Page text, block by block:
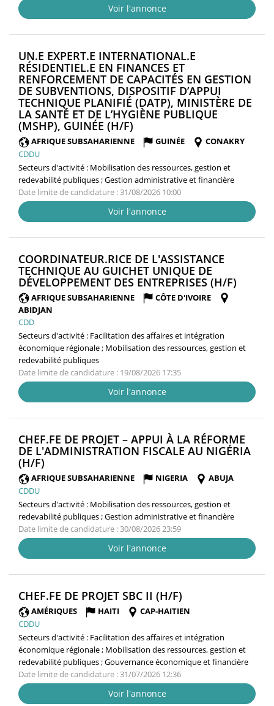
Voir l'annonce
UN.E EXPERT.E INTERNATIONAL.E
RÉSIDENTIEL.E EN FINANCES ET
RENFORCEMENT DE CAPACITÉS EN GESTION
DE SUBVENTIONS, DISPOSITIF D’APPUI
TECHNIQUE PLANIFIÉ (DATP), MINISTÈRE DE
LA SANTÉ ET DE L’HYGIÈNE PUBLIQUE
(MSHP), GUINÉE (H/F)
FENÊTRE)
AFRIQUE SUBSAHARIENNE GUINÉE
CONAKRY
CDDU
Secteurs d'activité : Mobilisation des ressources, gestion et
redevabilité publiques ; Gestion administrative et financière
Date limite de candidature : 31/08/2026 10:00
Voir l'annonce
COORDINATEUR.RICE DE L'ASSISTANCE
TECHNIQUE AU GUICHET UNIQUE DE
DÉVELOPPEMENT DES ENTREPRISES (H/F)
AFRIQUE SUBSAHARIENNE
CÔTE D'IVOIRE
ABIDJAN
CDD
Secteurs d'activité : Facilitation des affaires et intégration
économique régionale ; Mobilisation des ressources, gestion et
redevabilité publiques
Date limite de candidature : 19/08/2026 17:35
Voir l'annonce
CHEF.FE DE PROJET – APPUI À LA RÉFORME
DE L'ADMINISTRATION FISCALE AU NIGÉRIA
(H/F)
FENÊTRE)
AFRIQUE SUBSAHARIENNE NIGERIA
ABUJA
CDDU
Secteurs d'activité : Mobilisation des ressources, gestion et
redevabilité publiques ; Gestion administrative et financière
Date limite de candidature : 30/08/2026 23:59
Voir l'annonce
CHEF.FE DE PROJET SBC II (H/F)
FENÊTRE)
AMÉRIQUES HAITI
CAP-HAITIEN
CDDU
Secteurs d'activité : Facilitation des affaires et intégration
économique régionale ; Mobilisation des ressources, gestion et
redevabilité publiques ; Gouvernance économique et financière
Date limite de candidature : 31/07/2026 12:36
Voir l'annonce